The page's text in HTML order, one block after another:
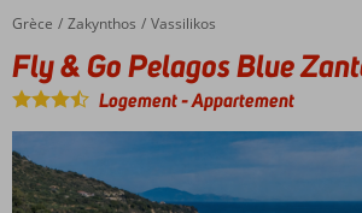
de
et de la
plage
et studios
modernes
Accueil
Grèce Zakynthos Vassilikos
Fly & Go Pelagos Blue Zante
Fly & Go Pelagos Blue
Logement-Appartement